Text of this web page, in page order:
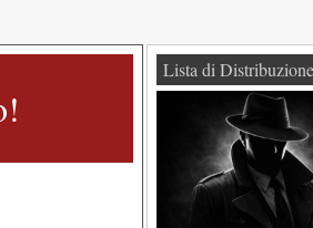
Lista di Distribuzione